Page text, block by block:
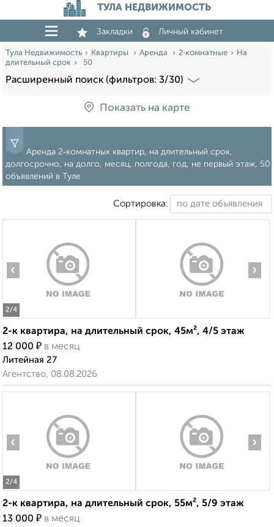
ТУЛА НЕДВИЖИМОСТЬ
Закладки Личный кабинет
Тула Недвижимость Квартиры Аренда 2‑комнатные
На
длительный срок
50
Расширенный поиск (фильтров: 3/30)
Показать на карте
Аренда 2‑комнатных квартир, на длительный срок,
долгосрочно, на долго, месяц, полгода, год, не первый этаж, 50
объявлений в Туле
Сортировка:
2/4
‹ ›
2-к квартира, на длительный срок, 45м², 4/5 этаж
12 000 ₽ в месяц
Литейная 27
Агентство, 08.08.2026
2/4
‹ ›
2-к квартира, на длительный срок, 55м², 5/9 этаж
13 000 ₽ в месяц